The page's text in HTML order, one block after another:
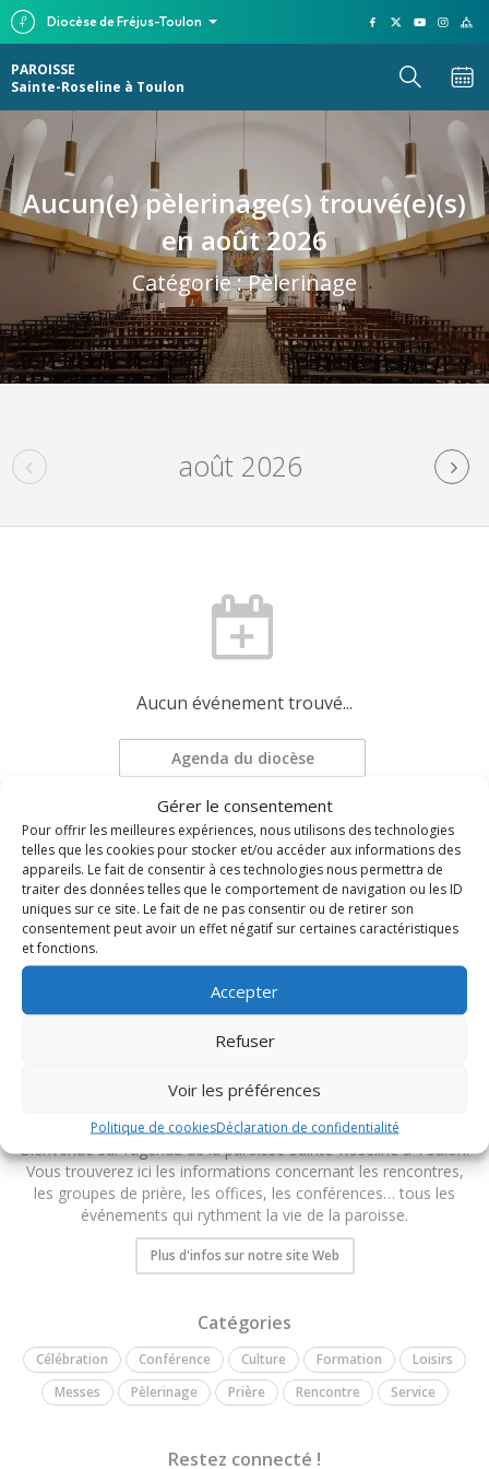
Diocèse de Fréjus-Toulon
Gérer le consentement
Pour offrir les meilleures expériences, nous utilisons des technologies
telles que les cookies pour stocker et/ou accéder aux informations des
appareils. Le fait de consentir à ces technologies nous permettra de
traiter des données telles que le comportement de navigation ou les ID
uniques sur ce site. Le fait de ne pas consentir ou de retirer son
consentement peut avoir un effet négatif sur certaines caractéristiques
et fonctions.
Accepter
Refuser
Voir les préférences
Politique de cookiesDéclaration de confidentialité
PAROISSE
Sainte-Roseline à Toulon
Aucun(e) pèlerinage(s) trouvé(e)(s)
en août 2026
Catégorie :Pèlerinage
août 2026
Aucun événement trouvé...
Agenda du diocèse
Demander une mise à jour
TOUS LES ÉVÉNEMENTS DU DIOCÈSE
Bienvenue sur l’agenda de la paroisse Sainte-Roseline à Toulon.
Vous trouverez ici les informations concernant les rencontres,
les groupes de prière, les offices, les conférences… tous les
événements qui rythment la vie de la paroisse.
Plus d'infos sur notre site Web
Catégories
Célébration Conférence Culture Formation
Loisirs
Messes
Pèlerinage Prière Rencontre Service
Restez connecté !